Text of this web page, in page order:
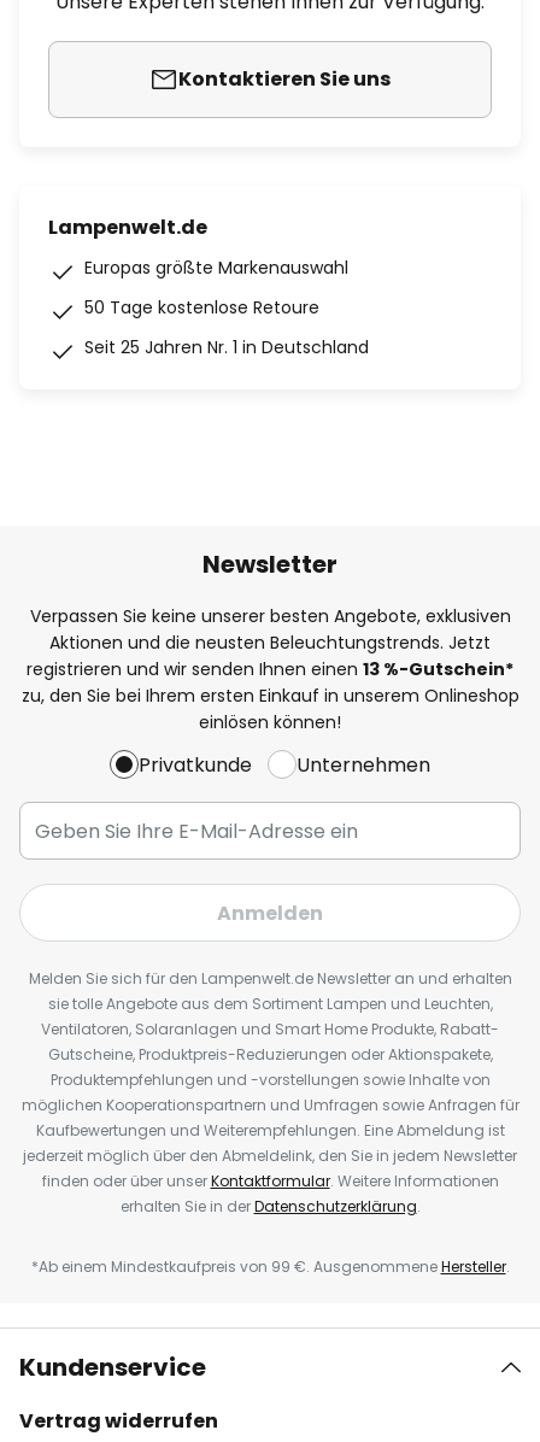
Kontaktieren Sie uns
Lampenwelt.de
Europas größte Markenauswahl
50 Tage kostenlose Retoure
Seit 25 Jahren Nr. 1 in Deutschland
Newsletter
Verpassen Sie keine unserer besten Angebote, exklusiven
Aktionen und die neusten Beleuchtungstrends. Jetzt
registrieren und wir senden Ihnen einen 13 %-Gutschein*
zu, den Sie bei Ihrem ersten Einkauf in unserem Onlineshop
einlösen können!
Privatkunde Unternehmen
Anmelden
Melden Sie sich für den Lampenwelt.de Newsletter an und erhalten
sie tolle Angebote aus dem Sortiment Lampen und Leuchten,
Ventilatoren, Solaranlagen und Smart Home Produkte, Rabatt-
Gutscheine, Produktpreis-Reduzierungen oder Aktionspakete,
Produktempfehlungen und -vorstellungen sowie Inhalte von
möglichen Kooperationspartnern und Umfragen sowie Anfragen für
Kaufbewertungen und Weiterempfehlungen. Eine Abmeldung ist
jederzeit möglich über den Abmeldelink, den Sie in jedem Newsletter
finden oder über unserKontaktformular. Weitere Informationen
erhalten Sie in derDatenschutzerklärung.
*Ab einem Mindestkaufpreis von 99 €. AusgenommeneHersteller.
Kundenservice
Vertrag widerrufen